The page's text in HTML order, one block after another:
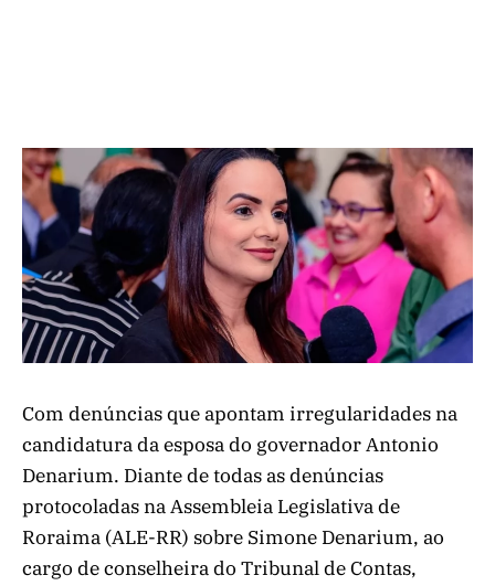
Com denúncias que apontam irregularidades na
candidatura da esposa do governador Antonio
Denarium. Diante de todas as denúncias
protocoladas na Assembleia Legislativa de
Roraima (ALE-RR) sobre Simone Denarium, ao
cargo de conselheira do Tribunal de Contas,